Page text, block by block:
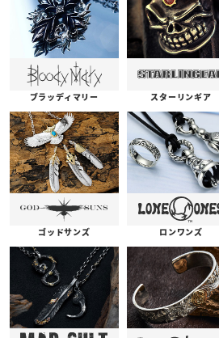
ブラッディマリー スターリンギア
ゴッドサンズ ロンワンズ